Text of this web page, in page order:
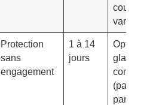
couvertes
variables
Protection
sans
engagement
1 à 14
jours
Option bris
glace
conseillée
(pare-brise